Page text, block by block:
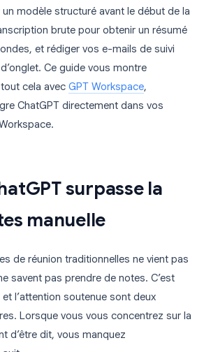
modèle structuré avant le début de la
brute pour obtenir un résumé
et rédiger vos e-mails de suivi
Ce guide vous montre
cela avec GPT Workspace,
ChatGPT directement dans vos
surpasse la
manuelle
de réunion traditionnelles ne vient pas
savent pas prendre de notes. C’est
l’attention soutenue sont deux
Lorsque vous vous concentrez sur la
d’être dit, vous manquez